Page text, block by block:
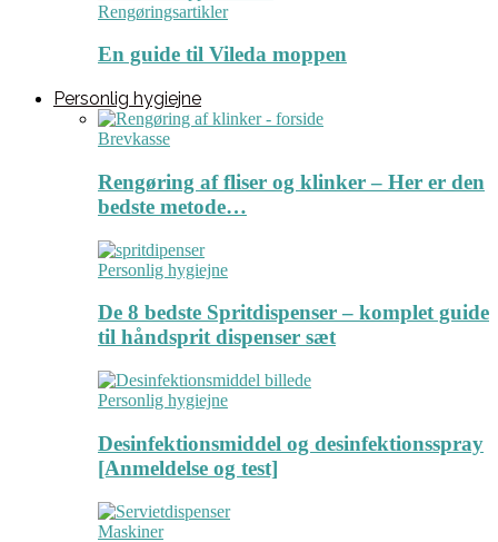
Rengøringsartikler
En guide til Vileda moppen
Personlig hygiejne
Brevkasse
Rengøring af fliser og klinker – Her er den
bedste metode…
Personlig hygiejne
De 8 bedste Spritdispenser – komplet guide
til håndsprit dispenser sæt
Personlig hygiejne
Desinfektionsmiddel og desinfektionsspray
[Anmeldelse og test]
Maskiner